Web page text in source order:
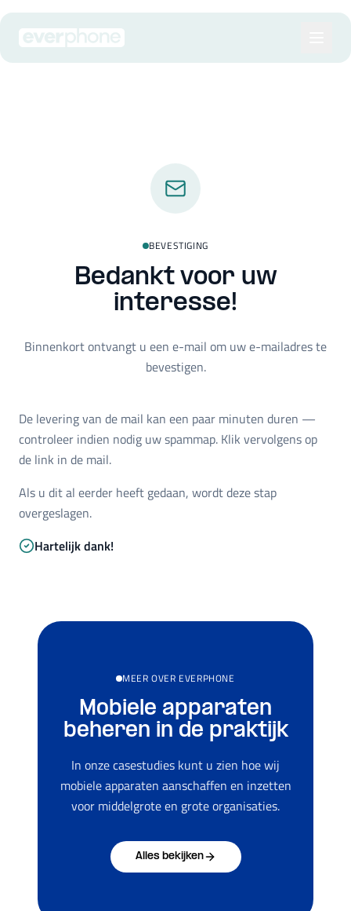
Skip to main content
BEVESTIGING
Bedankt voor uw
interesse!
Binnenkort ontvangt u een e-mail om uw e-mailadres te
bevestigen.
De levering van de mail kan een paar minuten duren —
controleer indien nodig uw spammap. Klik vervolgens op
de link in de mail.
Als u dit al eerder heeft gedaan, wordt deze stap
overgeslagen.
Hartelijk dank!
MEER OVER EVERPHONE
Mobiele apparaten
beheren in de praktijk
In onze casestudies kunt u zien hoe wij
mobiele apparaten aanschaffen en inzetten
voor middelgrote en grote organisaties.
Alles bekijken